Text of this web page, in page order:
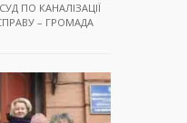
СУД ПО КАНАЛІЗАЦІЇ
– ГРОМАДА